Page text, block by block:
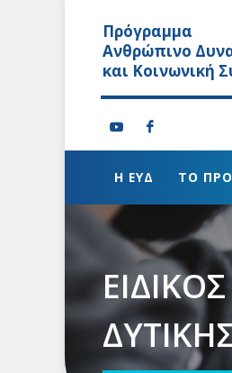
Πρόγραμμα
Ανθρώπινο
και Κοινωνική
Η ΕΥΔ ΤΟ